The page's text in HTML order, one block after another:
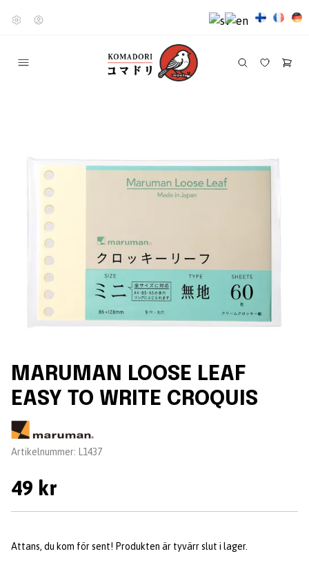
MARUMAN LOOSE LEAF
EASY TO WRITE CROQUIS
Leverantör:
Artikelnummer: L1437
49 kr
Attans, du kom för sent! Produkten är tyvärr slut i lager.